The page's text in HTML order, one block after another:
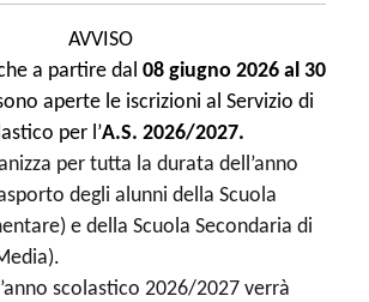
AVVISO
a partire dal 08 giugno 2026 al 30
aperte le iscrizioni al Servizio di
per l’A.S. 2026/2027.
per tutta la durata dell’anno
degli alunni della Scuola
e della Scuola Secondaria di
scolastico 2026/2027 verrà